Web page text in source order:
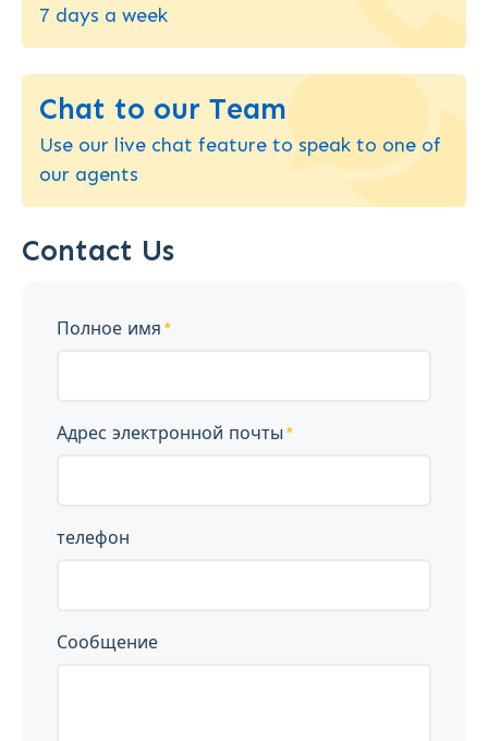
7 days a week
Chat to our Team
Use our live chat feature to speak to one of
our agents
Contact Us
Полное имя
Адрес электронной почты
телефон
Сообщение